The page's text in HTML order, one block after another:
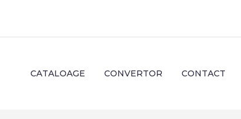
CATALOAGE CONVERTOR CONTACT